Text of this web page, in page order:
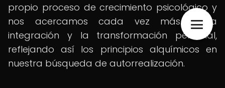
propio proceso de crecimiento psicológico y
nos acercamos cada vez más a la
integración y la transformación personal,
reflejando así los principios alquímicos en
nuestra búsqueda de autorrealización.